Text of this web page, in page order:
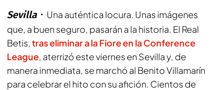
Sevilla
Una auténtica locura. Unas imágenes
que, a buen seguro, pasarán a la historia. El Real
Betis, tras eliminar a la Fiore en la Conference
League, aterrizó este viernes en Sevilla y, de
manera inmediata, se marchó al Benito Villamarín
para celebrar el hito con su afición. Cientos de